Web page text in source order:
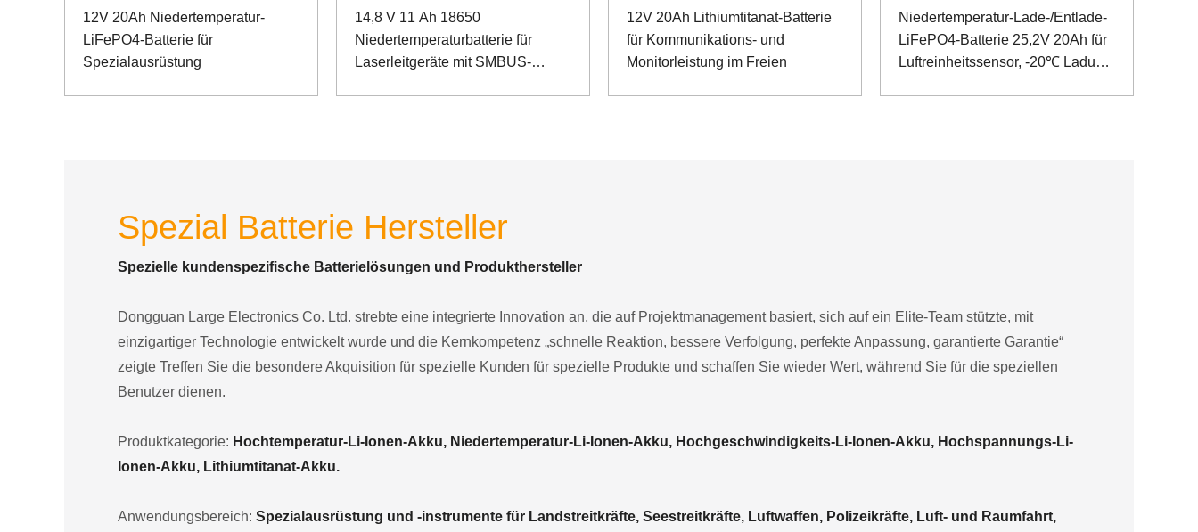
12V 20Ah Niedertemperatur-
LiFePO4-Batterie für
Spezialausrüstung
14,8 V 11 Ah 18650
Niedertemperaturbatterie für
Laserleitgeräte mit SMBUS-
12V 20Ah Lithiumtitanat-Batterie
für Kommunikations- und
Monitorleistung im Freien
Niedertemperatur-Lade-/Entlade-
LiFePO4-Batterie 25,2V 20Ah für
Luftreinheitssensor, -20℃ Ladung
Spezial Batterie Hersteller
Spezielle kundenspezifische Batterielösungen und Produkthersteller
Dongguan Large Electronics Co. Ltd. strebte eine integrierte Innovation an, die auf Projektmanagement basiert, sich auf ein Elite-Team stützte, mit
einzigartiger Technologie entwickelt wurde und die Kernkompetenz „schnelle Reaktion, bessere Verfolgung, perfekte Anpassung, garantierte Garantie“
zeigte Treffen Sie die besondere Akquisition für spezielle Kunden für spezielle Produkte und schaffen Sie wieder Wert, während Sie für die speziellen
Benutzer dienen.
Produktkategorie: Hochtemperatur-Li-Ionen-Akku, Niedertemperatur-Li-Ionen-Akku, Hochgeschwindigkeits-Li-Ionen-Akku, Hochspannungs-Li-
Ionen-Akku, Lithiumtitanat-Akku.
Anwendungsbereich: Spezialausrüstung und -instrumente für Landstreitkräfte, Seestreitkräfte, Luftwaffen, Polizeikräfte, Luft- und Raumfahrt,